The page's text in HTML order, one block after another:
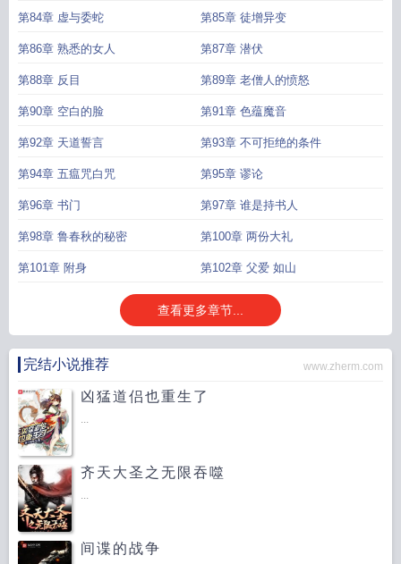
第84章 虚与委蛇 第85章 徒增异变
第86章 熟悉的女人 第87章 潜伏
第88章 反目 第89章 老僧人的愤怒
第90章 空白的脸 第91章 色蕴魔音
第92章 天道誓言 第93章 不可拒绝的条件
第94章 五瘟咒白咒 第95章 谬论
第96章 书门 第97章 谁是持书人
第98章 鲁春秋的秘密 第100章 两份大礼
第101章 附身 第102章 父爱 如山
查看更多章节...
完结小说推荐 www.zherm.com
凶猛道侣也重生了
...
齐天大圣之无限吞噬
...
间谍的战争